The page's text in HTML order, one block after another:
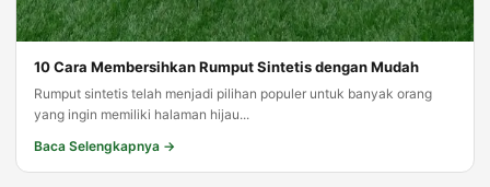
10 Cara Membersihkan Rumput Sintetis dengan Mudah
Rumput sintetis telah menjadi pilihan populer untuk banyak orang
yang ingin memiliki halaman hijau...
Baca Selengkapnya →